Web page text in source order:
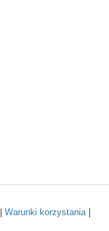
Warunki korzystania|